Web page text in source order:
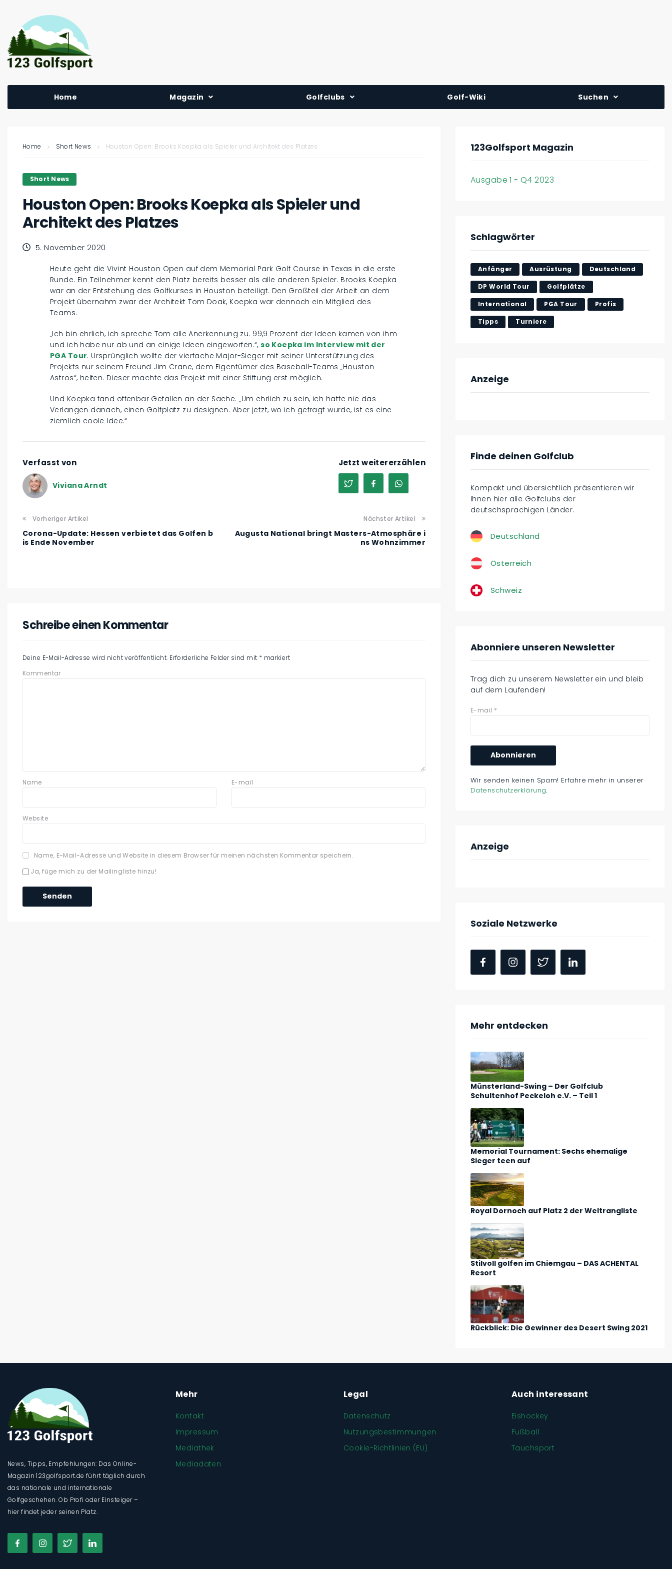
Home Magazin
Golfclubs
Golf-Wiki Suchen
Home Short News Houston Open: Brooks Koepka als Spieler und Architekt des Platzes
Short News
Houston Open: Brooks Koepka als Spieler und
Architekt des Platzes
5. November 2020
Heute geht die Vivint Houston Open auf dem Memorial Park Golf Course in Texas in die erste
Runde. Ein Teilnehmer kennt den Platz bereits besser als alle anderen Spieler. Brooks Koepka
war an der Entstehung des Golfkurses in Houston beteiligt. Den Großteil der Arbeit an dem
Projekt übernahm zwar der Architekt Tom Doak, Koepka war dennoch ein Mitglied des
Teams.
„Ich bin ehrlich, ich spreche Tom alle Anerkennung zu. 99,9 Prozent der Ideen kamen von ihm
und ich habe nur ab und an einige Ideen eingeworfen.“,so Koepka im Interview mit der
PGA Tour. Ursprünglich wollte der vierfache Major-Sieger mit seiner Unterstützung des
Projekts nur seinem Freund Jim Crane, dem Eigentümer des Baseball-Teams „Houston
Astros“, helfen. Dieser machte das Projekt mit einer Stiftung erst möglich.
Und Koepka fand offenbar Gefallen an der Sache. „Um ehrlich zu sein, ich hatte nie das
Verlangen danach, einen Golfplatz zu designen. Aber jetzt, wo ich gefragt wurde, ist es eine
ziemlich coole Idee.“
Verfasst von
Viviana Arndt
Jetzt weitererzählen
Vorheriger Artikel
Corona-Update: Hessen verbietet das Golfen b
is Ende November
Nächster Artikel
Augusta National bringt Masters-Atmosphäre i
ns Wohnzimmer
Schreibe einen Kommentar
Deine E-Mail-Adresse wird nicht veröffentlicht. Erforderliche Felder sind mit * markiert
Kommentar
Name E-mail
Website
Name, E-Mail-Adresse und Website in diesem Browser für meinen nächsten Kommentar speichern.
Ja, füge mich zu der Mailingliste hinzu!
123Golfsport Magazin
Ausgabe 1 - Q4 2023
Schlagwörter
Anfänger Ausrüstung Deutschland
DP World Tour Golfplätze
International PGA Tour Profis
Tipps Turniere
Anzeige
Finde deinen Golfclub
Kompakt und übersichtlich präsentieren wir
Ihnen hier alle Golfclubs der
deutschsprachigen Länder.
Deutschland
Österreich
Schweiz
Abonniere unseren Newsletter
Trag dich zu unserem Newsletter ein und bleib
auf dem Laufenden!
E-mail *
Wir senden keinen Spam! Erfahre mehr in unserer
Datenschutzerklärung.
Anzeige
Soziale Netzwerke
Mehr entdecken
Münsterland-Swing – Der Golfclub
Schultenhof Peckeloh e.V. – Teil 1
Memorial Tournament: Sechs ehemalige
Sieger teen auf
Royal Dornoch auf Platz 2 der Weltrangliste
Stilvoll golfen im Chiemgau – DAS ACHENTAL
Resort
Rückblick: Die Gewinner des Desert Swing 2021
News, Tipps, Empfehlungen: Das Online-
Magazin 123golfsport.de führt täglich durch
das nationale und internationale
Golfgeschehen. Ob Profi oder Einsteiger –
hier findet jeder seinen Platz.
Mehr
Kontakt
Impressum
Mediathek
Mediadaten
Legal
Datenschutz
Nutzungsbestimmungen
Cookie-Richtlinien (EU)
Auch interessant
Eishockey
Fußball
Tauchsport